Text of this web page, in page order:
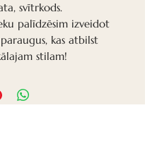
svītrkods.
palīdzēsim izveidot
kas atbilst
stilam!